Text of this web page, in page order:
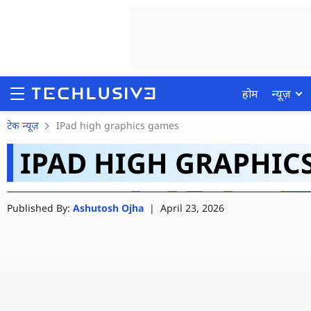
होम न्यूज़
होम
न्यूज़
टेक न्यूज़ IPad high graphics games
IPAD HIGH
iPhone, iPad यूजर्स के
मोबाइल पर हो गया लॉन्च
Published By: Ashutosh Ojha | April 23, 2026